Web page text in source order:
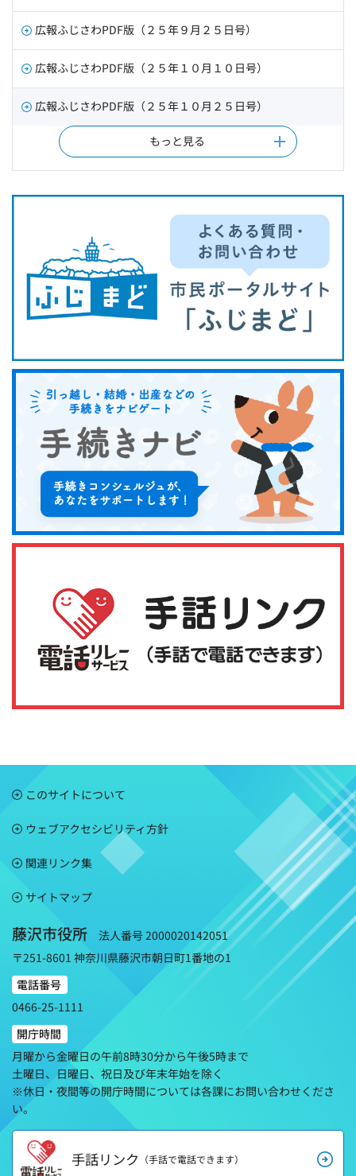
広報ふじさわPDF版（２５年９月２５日号）
広報ふじさわPDF版（２５年１０月１０日号）
広報ふじさわPDF版（２５年１０月２５日号）
もっと見る
このサイトについて
ウェブアクセシビリティ方針
関連リンク集
サイトマップ
藤沢市役所
法人番号 2000020142051
〒251-8601 神奈川県藤沢市朝日町1番地の1
電話番号
0466-25-1111
開庁時間
月曜から金曜日の午前8時30分から午後5時まで
土曜日、日曜日、祝日及び年末年始を除く
※休日・夜間等の開庁時間については各課にお問い合わせくださ
い。
手話リンク （手話で電話できます）